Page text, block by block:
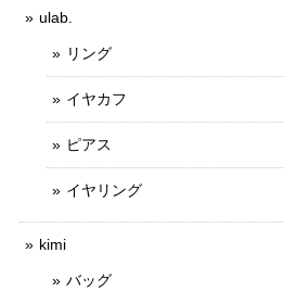
ulab.
リング
イヤカフ
ピアス
イヤリング
kimi
バッグ